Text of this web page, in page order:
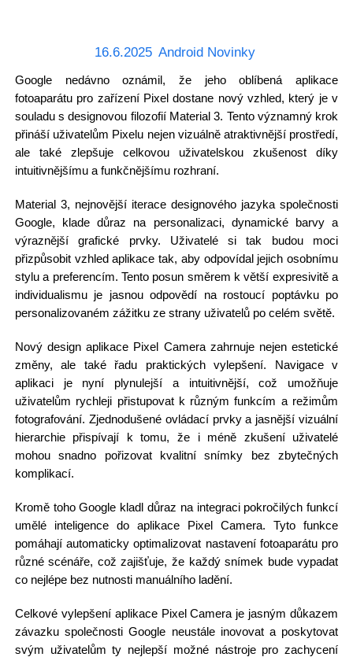
16.6.2025 Android Novinky
Google nedávno oznámil, že jeho oblíbená aplikace
fotoaparátu pro zařízení Pixel dostane nový vzhled, který je v
souladu s designovou filozofií Material 3. Tento významný krok
přináší uživatelům Pixelu nejen vizuálně atraktivnější prostředí,
ale také zlepšuje celkovou uživatelskou zkušenost díky
intuitivnějšímu a funkčnějšímu rozhraní.
Material 3, nejnovější iterace designového jazyka společnosti
Google, klade důraz na personalizaci, dynamické barvy a
výraznější grafické prvky. Uživatelé si tak budou moci
přizpůsobit vzhled aplikace tak, aby odpovídal jejich osobnímu
stylu a preferencím. Tento posun směrem k větší expresivitě a
individualismu je jasnou odpovědí na rostoucí poptávku po
personalizovaném zážitku ze strany uživatelů po celém světě.
Nový design aplikace Pixel Camera zahrnuje nejen estetické
změny, ale také řadu praktických vylepšení. Navigace v
aplikaci je nyní plynulejší a intuitivnější, což umožňuje
uživatelům rychleji přistupovat k různým funkcím a režimům
fotografování. Zjednodušené ovládací prvky a jasnější vizuální
hierarchie přispívají k tomu, že i méně zkušení uživatelé
mohou snadno pořizovat kvalitní snímky bez zbytečných
komplikací.
Kromě toho Google kladl důraz na integraci pokročilých funkcí
umělé inteligence do aplikace Pixel Camera. Tyto funkce
pomáhají automaticky optimalizovat nastavení fotoaparátu pro
různé scénáře, což zajišťuje, že každý snímek bude vypadat
co nejlépe bez nutnosti manuálního ladění.
Celkové vylepšení aplikace Pixel Camera je jasným důkazem
závazku společnosti Google neustále inovovat a poskytovat
svým uživatelům ty nejlepší možné nástroje pro zachycení